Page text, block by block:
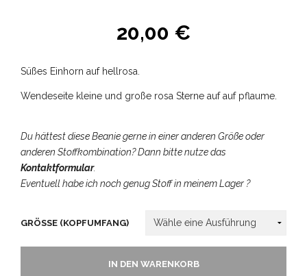
20,00 €
Süßes Einhorn auf hellrosa.
Wendeseite kleine und große rosa Sterne auf auf pflaume.
Du hättest diese Beanie gerne in einer anderen Größe oder
anderen Stoffkombination? Dann bitte nutze das
Kontaktformular.
Eventuell habe ich noch genug Stoff in meinem Lager ?
GRÖSSE (KOPFUMFANG)
IN DEN WARENKORB